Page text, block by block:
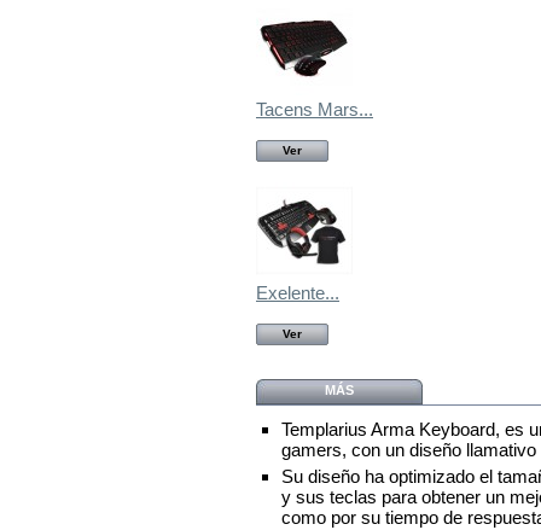
Tacens Mars...
Ver
Exelente...
Ver
MÁS
Templarius Arma Keyboard, es
gamers, con un diseño llamativo
Su diseño ha optimizado el
y sus teclas para obtener un
como por su tiempo de